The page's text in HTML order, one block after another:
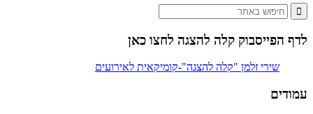
לדף הפייסבוק קלה להצגה לחצו כאן
עמודים